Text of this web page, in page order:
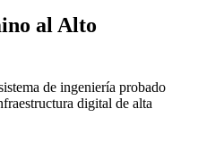
al Alto
de ingeniería probado
digital de alta